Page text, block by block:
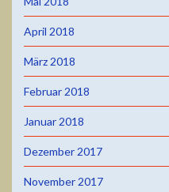
April 2018
März 2018
Februar 2018
Januar 2018
Dezember 2017
November 2017